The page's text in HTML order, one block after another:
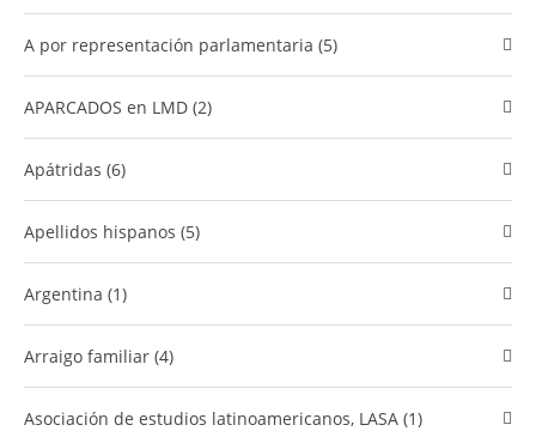
A por representación parlamentaria (5)
APARCADOS en LMD (2)
Apátridas (6)
Apellidos hispanos (5)
Argentina (1)
Arraigo familiar (4)
Asociación de estudios latinoamericanos, LASA (1)